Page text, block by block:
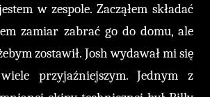
w zespole. Zacząłem składać
zamiar zabrać go do domu, ale
zostawił. Josh wydawał mi się
przyjaźniejszym. Jednym z